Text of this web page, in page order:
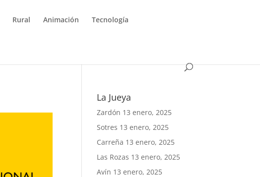
Rural Animación Tecnología
La Jueya
Zardón 13 enero, 2025
Sotres 13 enero, 2025
Carreña 13 enero, 2025
Las Rozas 13 enero, 2025
Avín 13 enero, 2025